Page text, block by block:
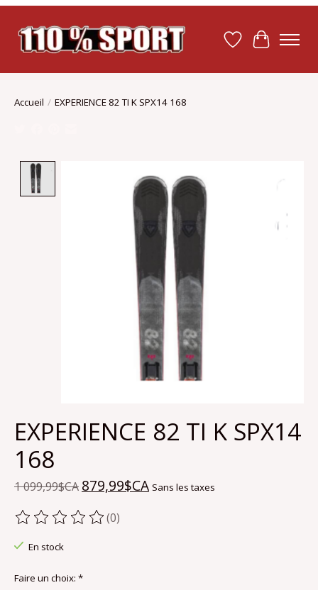
Liste dePanier
Accueil / EXPERIENCE 82 TI K SPX14 168
EXPERIENCE 82 TI K SPX14
168
1 099,99$CA 879,99$CA Sans les taxes
Ce produit est évalué à
(0)
En stock
Faire un choix: *